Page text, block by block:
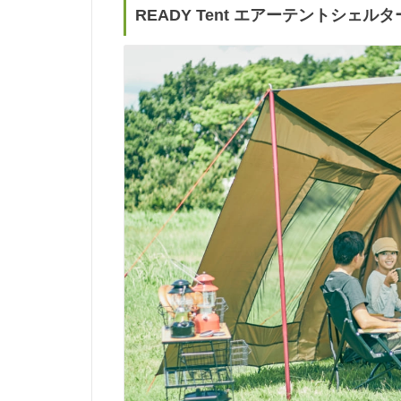
READY Tent エアーテントシェルタ